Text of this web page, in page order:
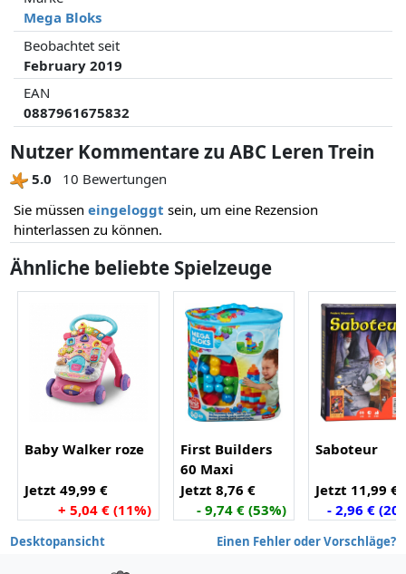
Mega Bloks
Beobachtet seit
February 2019
EAN
0887961675832
Nutzer Kommentare zu ABC Leren Trein
5.0
10 Bewertungen
Sie müssen eingeloggt sein, um eine Rezension
hinterlassen zu können.
Ähnliche beliebte Spielzeuge
Baby Walker roze
Jetzt 49,99 €
+ 5,04 € (11%)
First Builders
60 Maxi
Blokken
Jetzt 8,76 €
- 9,74 € (53%)
Saboteur
Jetzt 11,99 €
- 2,96 €
Desktopansicht Einen Fehler oder Vorschläge?